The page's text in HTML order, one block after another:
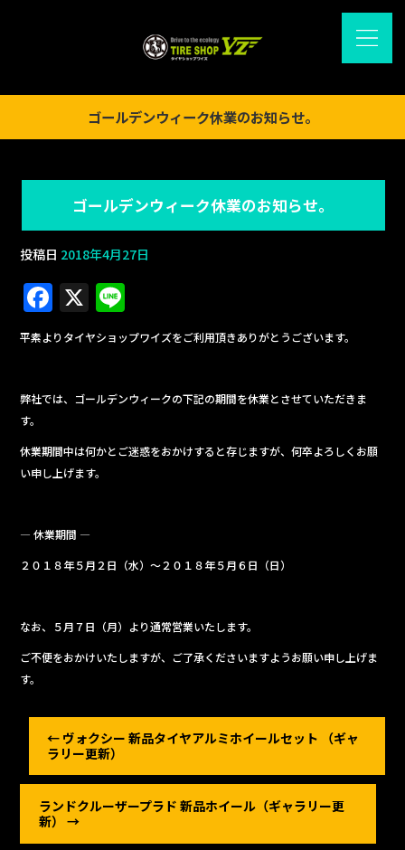
ゴールデンウィーク休業のお知らせ。
ゴールデンウィーク休業のお知らせ。
投稿日 2018年4月27日
F
a
c
e
b
o
o
X
n
e
平素よりタイヤショップワイズをご利用頂きありがとうございます。
弊社では、ゴールデンウィークの下記の期間を休業とさせていただきま
す。
休業期間中は何かとご迷惑をおかけすると存じますが、何卒よろしくお願
い申し上げます。
— 休業期間 —
２０１８年５月２日（水）～２０１８年５月６日（日）
なお、５月７日（月）より通常営業いたします。
ご不便をおかけいたしますが、ご了承くださいますようお願い申し上げま
す。
← ヴォクシー 新品タイヤアルミホイールセット （ギャ
ラリー更新）
ランドクルーザープラド 新品ホイール（ギャラリー更
新）→